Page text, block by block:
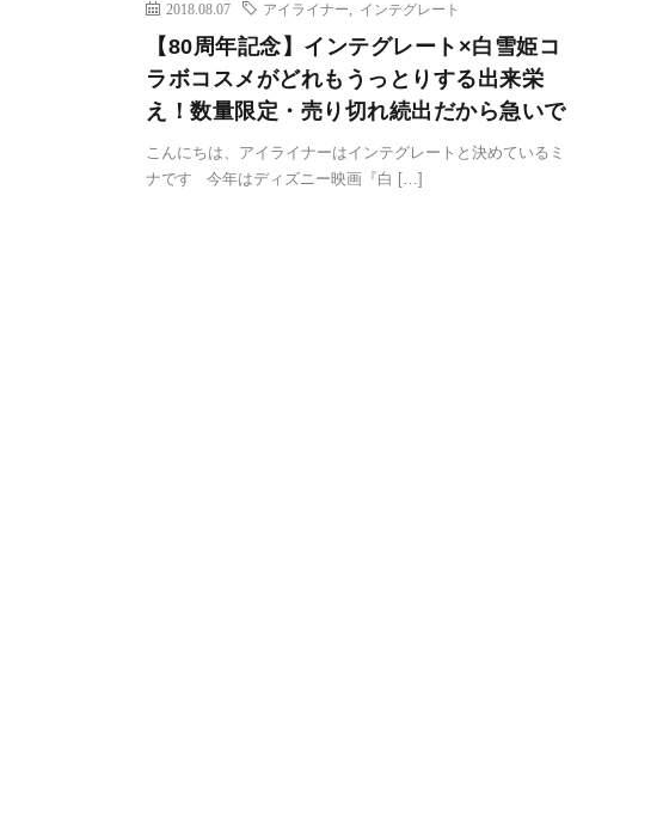
2018.08.07 アイライナー インテグレート
【80周年記念】インテグレート×白雪姫コ
ラボコスメがどれもうっとりする出来栄
え！数量限定・売り切れ続出だから急いで
こんにちは、アイライナーはインテグレートと決めているミ
ナです 今年はディズニー映画『白 […]